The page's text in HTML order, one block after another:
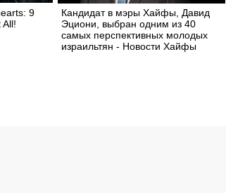
9
Кандидат в мэры Хайфы, Давид
Эциони, выбран одним из 40
самых перспективных молодых
израильтян - Новости Хайфы